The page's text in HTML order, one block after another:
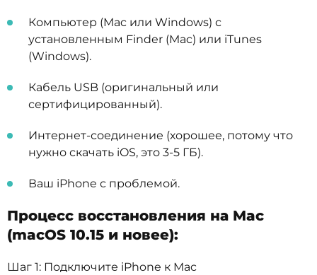
Компьютер (Mac или Windows) с
установленным Finder (Mac) или iTunes
(Windows).
Кабель USB (оригинальный или
сертифицированный).
Интернет-соединение (хорошее, потому что
нужно скачать iOS, это 3-5 ГБ).
Ваш iPhone с проблемой.
Процесс восстановления на Mac
(macOS 10.15 и новее):
Шаг 1: Подключите iPhone к Mac